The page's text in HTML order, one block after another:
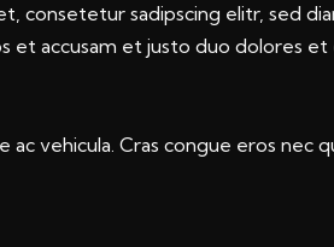
consetetur sadipscing elitr, sed
et accusam et justo duo dolores
ac vehicula. Cras congue eros